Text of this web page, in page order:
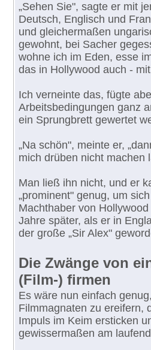
„Sehen Sie", sagte er mit
Deutsch, Englisch und
und gleichermaßen
gewohnt, bei Sacher
wohne ich im Eden, esse
das in Hollywood auch -
Ich verneinte das, fügte
Arbeitsbedingungen ganz
ein Sprungbrett gewertet
„Na schön", meinte er,
mich drüben nicht machen
Man ließ ihn nicht, und er
„prominent" genug, um
Machthaber von
Jahre später, als er in
der große „Sir Alex"
Die Zwänge von
(Film-) firmen
Es wäre nun einfach
Filmmagnaten zu ereifern,
Impuls im Keim ersticken
gewissermaßen am